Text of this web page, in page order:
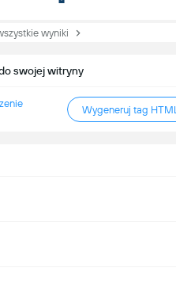
wyniki
swojej witryny
Wygeneruj tag HTML